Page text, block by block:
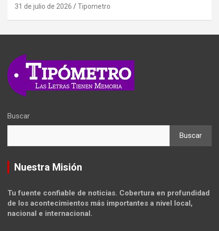
31 de julio de 2026 Tipometro
Buscar
Buscar
Nuestra Misión
Tu fuente confiable de noticias. Cobertura en profundidad
de los acontecimientos más importantes a nivel local,
nacional e internacional.